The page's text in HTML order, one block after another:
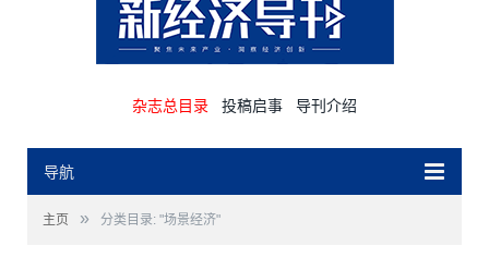
杂志总目录 投稿启事 导刊介绍
导航
主页 » 分类目录: "场景经济"